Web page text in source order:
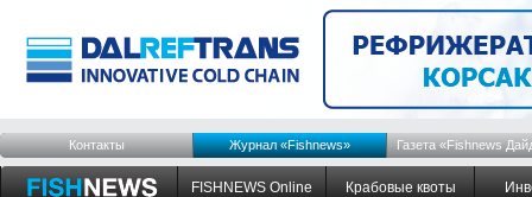
Контакты Журнал «Fishnews» Газета «Fishnews
FISHNEWS Online Крабовые квоты